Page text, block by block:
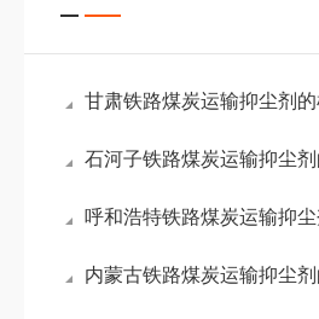
甘肃铁路煤炭运输抑尘剂的检
石河子铁路煤炭运输抑尘剂的出
呼和浩特铁路煤炭运输抑尘剂
内蒙古铁路煤炭运输抑尘剂的使